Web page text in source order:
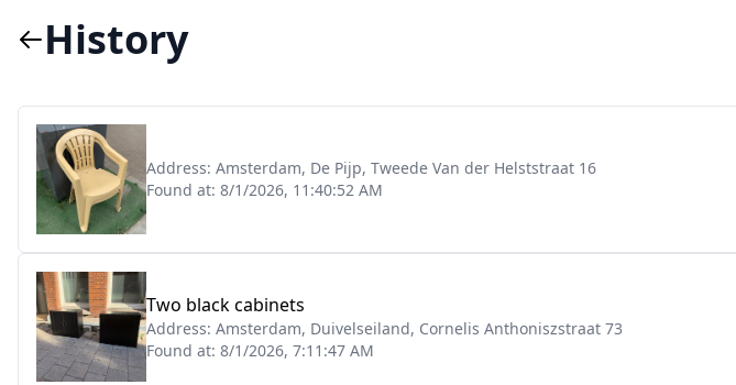
History
Address: Amsterdam, De Pijp, Tweede Van der Helststraat 16
Found at: 8/1/2026, 11:40:52 AM
Two black cabinets
Address: Amsterdam, Duivelseiland, Cornelis Anthoniszstraat 73
Found at: 8/1/2026, 7:11:47 AM